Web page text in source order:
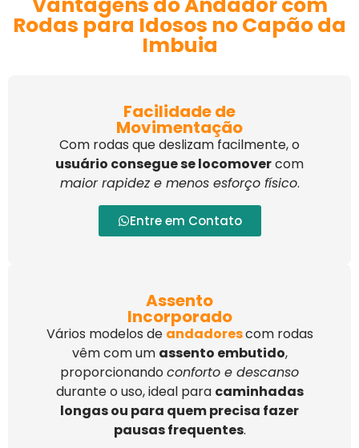
Rodas para Idosos no Capão da
Imbuia
Facilidade de
Movimentação
Com rodas que deslizam facilmente, o
usuário consegue se locomovercom
maior rapidez e menos esforço físico.
Entre em Contato
Assento
Incorporado
Vários modelos de andadorescom rodas
vêm com um assento embutido,
proporcionando conforto e descanso
durante o uso, ideal para caminhadas
longas ou para quem precisa fazer
pausas frequentes.